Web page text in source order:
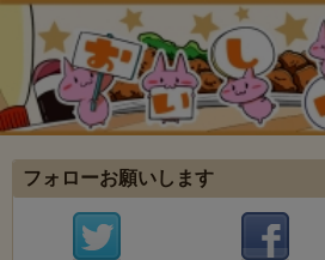
フォローお願いします